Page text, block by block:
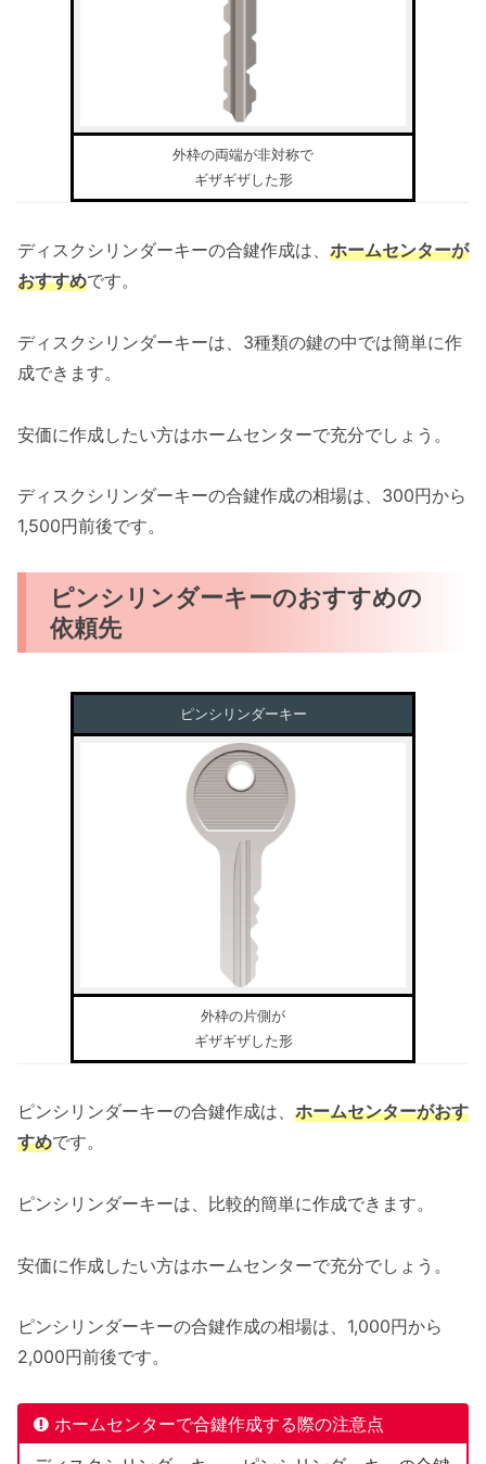
外枠の両端が非対称で
ギザギザした形
ディスクシリンダーキーの合鍵作成は、 ホームセンターが
おすすめです。
ディスクシリンダーキーは、3種類の鍵の中では簡単に作
成できます。
安価に作成したい方はホームセンターで充分でしょう。
ディスクシリンダーキーの合鍵作成の相場は、300円から
1,500円前後です。
ピンシリンダーキーのおすすめの
依頼先
ピンシリンダーキー
外枠の片側が
ギザギザした形
ピンシリンダーキーの合鍵作成は、 ホームセンターがおす
すめです。
ピンシリンダーキーは、比較的簡単に作成できます。
安価に作成したい方はホームセンターで充分でしょう。
ピンシリンダーキーの合鍵作成の相場は、1,000円から
2,000円前後です。
ホームセンターで合鍵作成する際の注意点